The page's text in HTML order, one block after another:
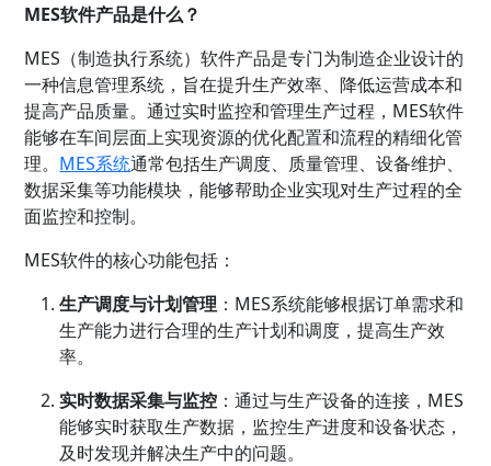
MES软件产品是什么？
MES（制造执行系统）软件产品是专门为制造企业设计的
一种信息管理系统，旨在提升生产效率、降低运营成本和
提高产品质量。通过实时监控和管理生产过程，MES软件
能够在车间层面上实现资源的优化配置和流程的精细化管
理。 MES系统通常包括生产调度、质量管理、设备维护、
数据采集等功能模块，能够帮助企业实现对生产过程的全
面监控和控制。
MES软件的核心功能包括：
生产调度与计划管理 ：MES系统能够根据订单需求和
生产能力进行合理的生产计划和调度，提高生产效
率。
实时数据采集与监控 ：通过与生产设备的连接，MES
能够实时获取生产数据，监控生产进度和设备状态，
及时发现并解决生产中的问题。